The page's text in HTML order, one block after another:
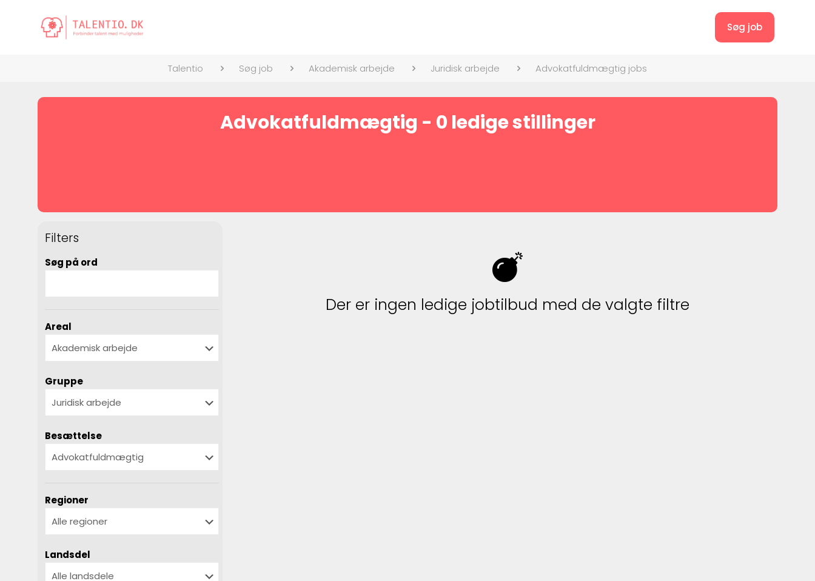
Søg job
Talentio Søg job Akademisk arbejde Juridisk arbejde Advokatfuldmægtig jobs
Advokatfuldmægtig - 0 ledige stillinger
Filters
Søg på ord
Areal
Gruppe
Besættelse
Regioner
Landsdel
Der er ingen ledige jobtilbud med de valgte filtre